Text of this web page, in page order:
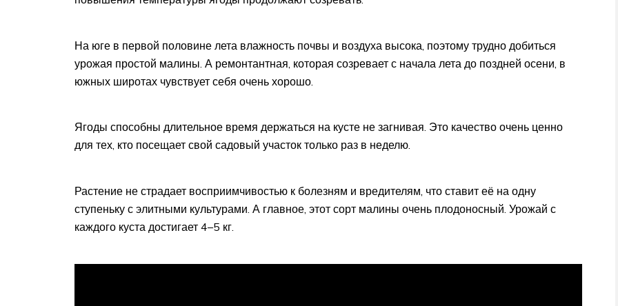
На юге в первой половине лета влажность почвы и воздуха высока, поэтому трудно добиться
урожая простой малины. А ремонтантная, которая созревает с начала лета до поздней осени, в
южных широтах чувствует себя очень хорошо.
Ягоды способны длительное время держаться на кусте не загнивая. Это качество очень ценно
для тех, кто посещает свой садовый участок только раз в неделю.
Растение не страдает восприимчивостью к болезням и вредителям, что ставит её на одну
ступеньку с элитными культурами. А главное, этот сорт малины очень плодоносный. Урожай с
каждого куста достигает 4–5 кг.